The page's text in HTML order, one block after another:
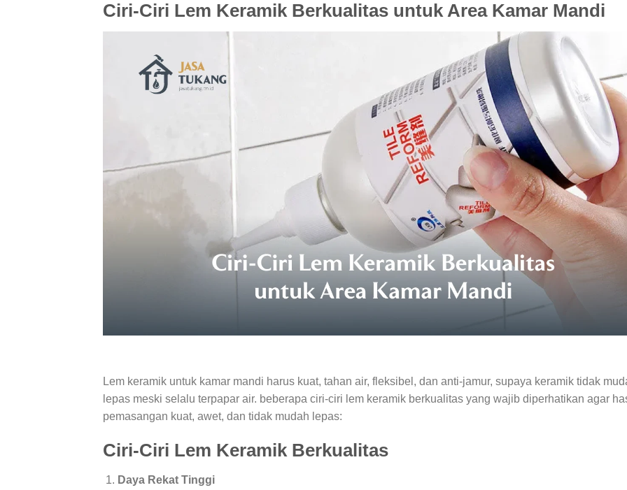
Ciri-Ciri Lem Keramik Berkualitas untuk Area Kamar Mandi
Lem keramik untuk kamar mandi harus kuat, tahan air, fleksibel, dan anti-jamur, supaya keramik tidak
lepas meski selalu terpapar air. beberapa ciri-ciri lem keramik berkualitas yang wajib diperhatikan agar
pemasangan kuat, awet, dan tidak mudah lepas:
Ciri-Ciri Lem Keramik Berkualitas
Daya Rekat Tinggi